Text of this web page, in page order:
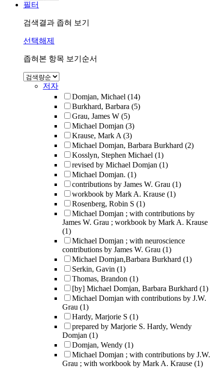
필터
검색결과 좁혀 보기
선택해제
좁혀본 항목 보기순서
저자
Domjan, Michael (14)
Burkhard, Barbara (5)
Grau, James W (5)
Michael Domjan (3)
Krause, Mark A (3)
Michael Domjan, Barbara Burkhard (2)
Kosslyn, Stephen Michael (1)
revised by Michael Domjan (1)
Michael Domjan. (1)
contributions by James W. Grau (1)
workbook by Mark A. Krause (1)
Rosenberg, Robin S (1)
Michael Domjan ; with contributions by
James W. Grau ; workbook by Mark A. Krause
(1)
Michael Domjan ; with neuroscience
contributions by James W. Grau (1)
Michael Domjan,Barbara Burkhard (1)
Serkin, Gavin (1)
Thomas, Brandon (1)
[by] Michael Domjan, Barbara Burkhard (1)
Michael Domjan with contributions by J.W.
Grau (1)
Hardy, Marjorie S (1)
prepared by Marjorie S. Hardy, Wendy
Domjan (1)
Domjan, Wendy (1)
Michael Domjan ; with contributions by J.W.
Grau ; with workbook by Mark A. Krause (1)